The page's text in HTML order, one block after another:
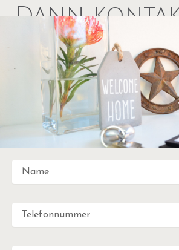
Dann
Sie uns – wir
uns auf